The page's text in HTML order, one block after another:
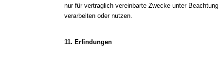
nur für vertraglich vereinbarte Zwecke unter
verarbeiten oder nutzen.
11. Erfindungen